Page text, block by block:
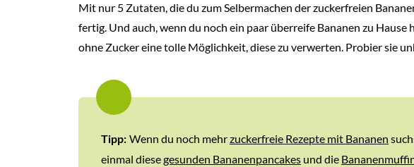
Mit nur 5 Zutaten, die du zum Selbermachen der zuckerfreien
fertig. Und auch, wenn du noch ein paar überreife Bananen zu Hause
ohne Zucker eine tolle Möglichkeit, diese zu verwerten. Probier sie
Tipp: Wenn du noch mehrzuckerfreie Rezepte mit Bananen
einmal diesegesunden Bananenpancakes und die